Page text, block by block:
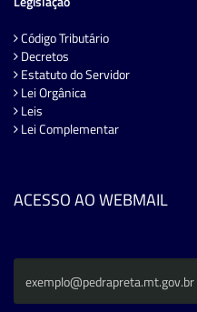
Código Tributário
Decretos
Estatuto do Servidor
Lei Orgânica
Leis
Lei Complementar
ACESSO AO WEBMAIL